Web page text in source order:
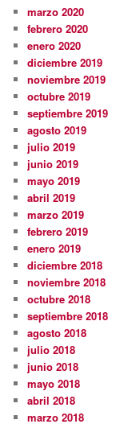
marzo 2020
febrero 2020
enero 2020
diciembre 2019
noviembre 2019
octubre 2019
septiembre 2019
agosto 2019
julio 2019
junio 2019
mayo 2019
abril 2019
marzo 2019
febrero 2019
enero 2019
diciembre 2018
noviembre 2018
octubre 2018
septiembre 2018
agosto 2018
julio 2018
junio 2018
mayo 2018
abril 2018
marzo 2018